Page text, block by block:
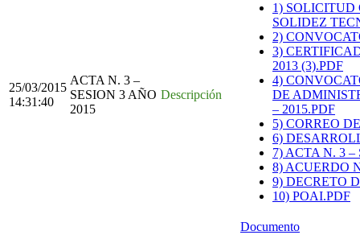
25/03/2015
14:31:40
ACTA N. 3 –
SESION 3 AÑO
2015
Descripción
1) SOLICITUD
SOLIDEZ
2)
3)
2013 (3).PDF
4)
DE
– 2015.PDF
5) CORREO
6)
7) ACTA N. 3 –
8) ACUERDO
9) DECRETO
10) POAI.PDF
Documento